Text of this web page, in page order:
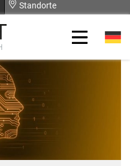
Standorte